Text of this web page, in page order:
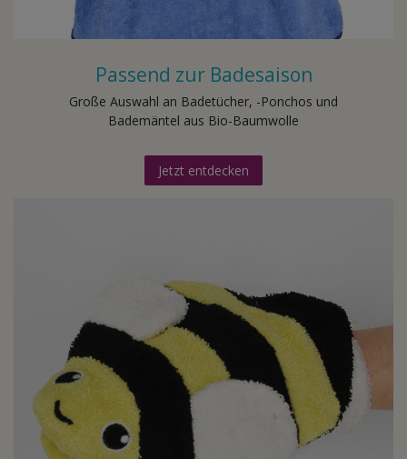
Passend zur Badesaison
Große Auswahl an Badetücher, -Ponchos und
Bademäntel aus Bio-Baumwolle
Jetzt entdecken